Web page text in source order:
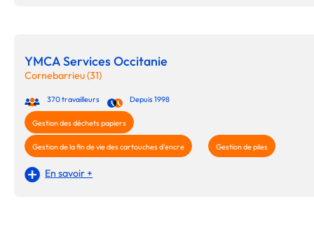
YMCA Services Occitanie
Cornebarrieu (31)
370 travailleurs Depuis 1998
Gestion des déchets papiers
Gestion de la fin de vie des cartouches d'encre Gestion de piles
En savoir +